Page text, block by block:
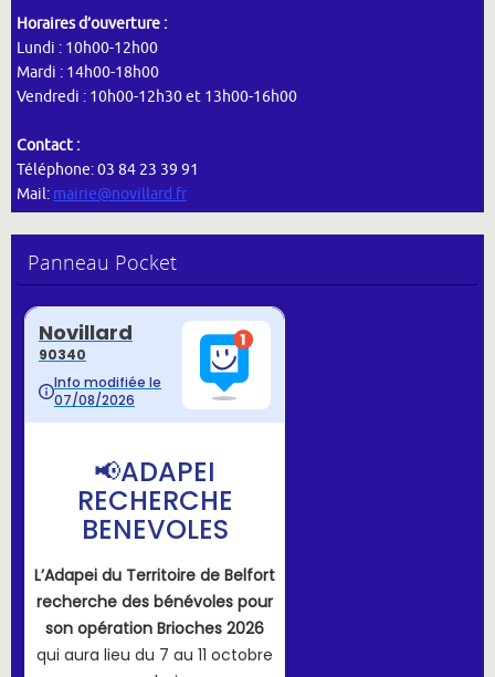
Horaires d’ouverture :
Lundi : 10h00-12h00
Mardi : 14h00-18h00
Vendredi : 10h00-12h30 et 13h00-16h00
Contact :
Téléphone: 03 84 23 39 91
Mail: mairie@novillard.fr
Panneau Pocket